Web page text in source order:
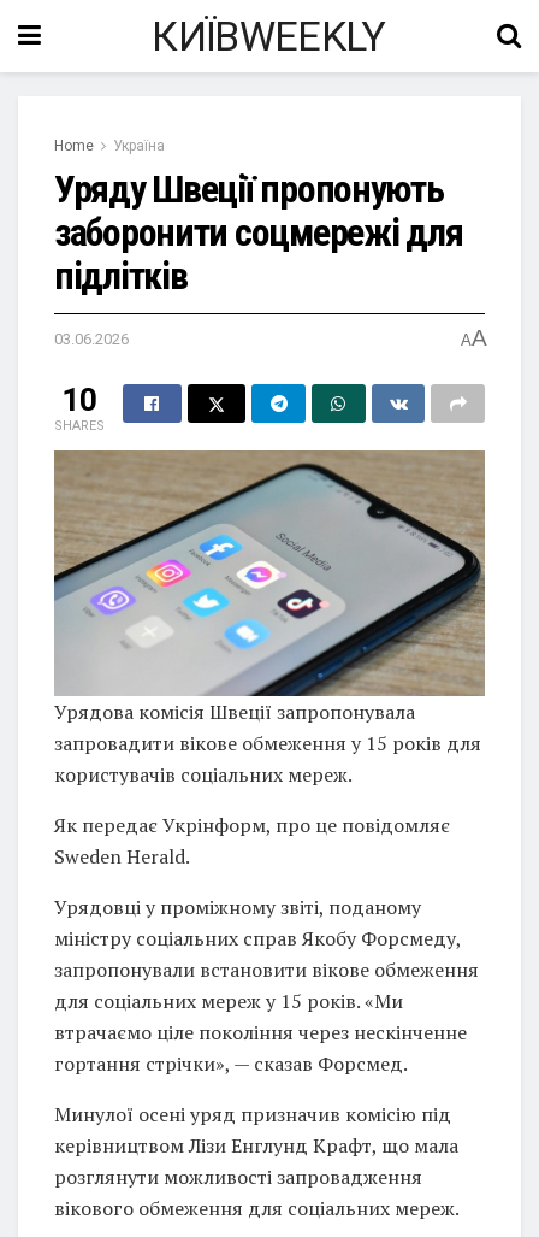
КИЇВWEEKLY
Home Україна
Уряду Швеції пропонують
заборонити соцмережі для
підлітків
03.06.2026 AA
10
SHARES
Урядова комісія Швеції запропонувала
запровадити вікове обмеження у 15 років для
користувачів соціальних мереж.
Як передає Укрінформ, про це повідомляє
Sweden Herald.
Урядовці у проміжному звіті, поданому
міністру соціальних справ Якобу Форсмеду,
запропонували встановити вікове обмеження
для соціальних мереж у 15 років. «Ми
втрачаємо ціле покоління через нескінченне
гортання стрічки», — сказав Форсмед.
Минулої осені уряд призначив комісію під
керівництвом Лізи Енглунд Крафт, що мала
розглянути можливості запровадження
вікового обмеження для соціальних мереж.